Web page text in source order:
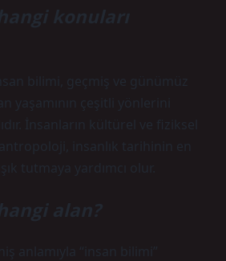
konuları
bilimi, geçmiş ve günümüz
yaşamının çeşitli yönlerini
İnsanların kültürel ve fiziksel
antropoloji, insanlık tarihinin en
tutmaya yardımcı olur.
alan?
anlamıyla “insan bilimi”